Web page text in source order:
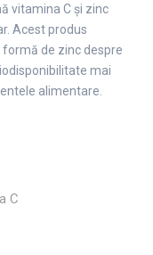
vitamina C și zinc
Acest produs
de zinc despre
mai
alimentare.
C